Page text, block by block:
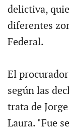
delictiva,
diferentes
Federal.
El
según las
trata de
Laura. "Fue